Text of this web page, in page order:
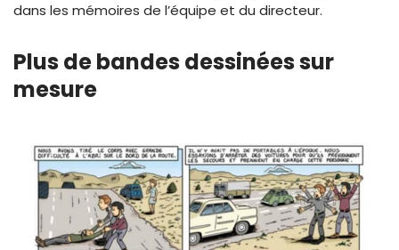
dans les mémoires de l’équipe et du directeur.
Plus de bandes dessinées sur
mesure